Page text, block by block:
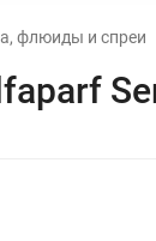
флюиды и спреи